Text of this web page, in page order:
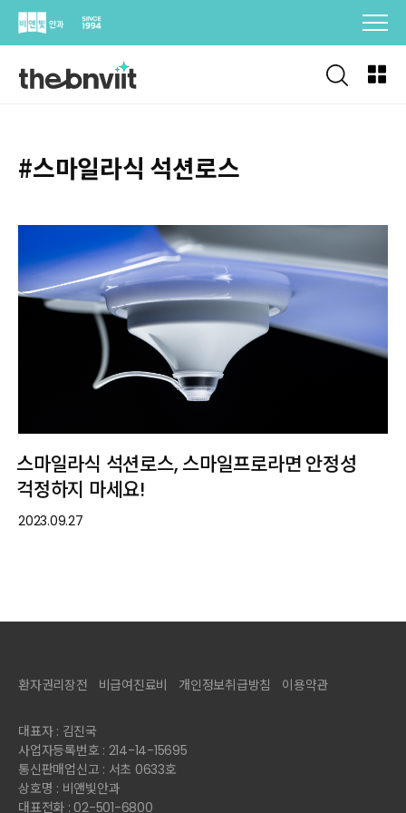
Skip
#스마일라식 석션로스
스마일라식 석션로스, 스마일프로라면 안정성
걱정하지 마세요!
2023.09.27
환자권리장전 비급여진료비 개인정보취급방침 이용약관
대표자 : 김진국
사업자등록번호 : 214-14-15695
통신판매업신고 : 서초 0633호
상호명 : 비앤빛안과
대표전화 : 02-501-6800